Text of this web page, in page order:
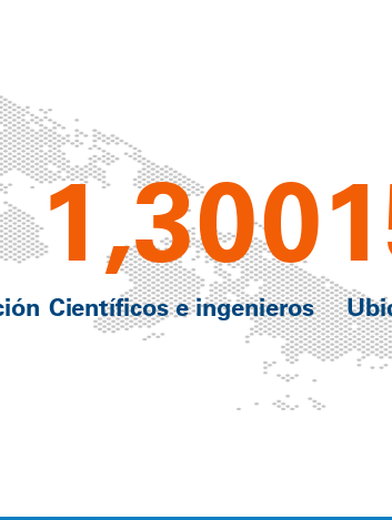
1,300
Científicos e ingenieros